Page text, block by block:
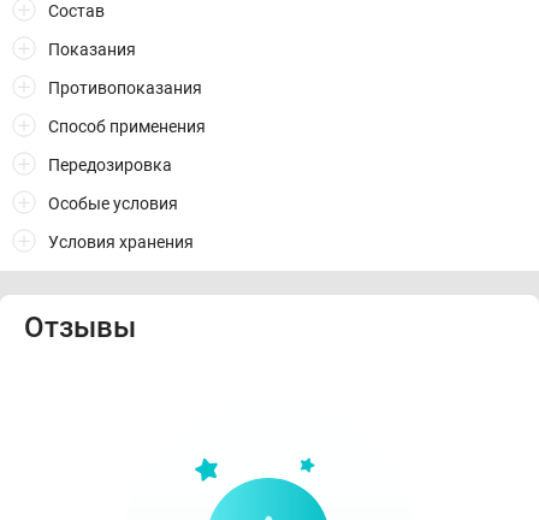
Состав
Показания
Противопоказания
Способ применения
Передозировка
Особые условия
Условия хранения
Отзывы